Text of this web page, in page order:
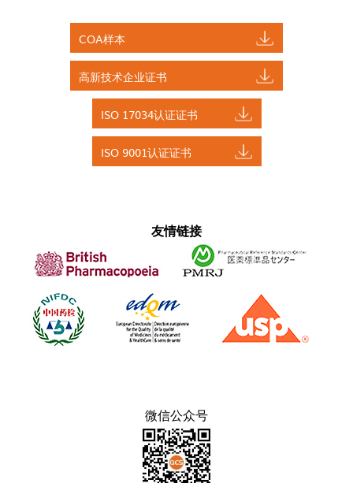
COA样本
高新技术企业证书
ISO 17034认证证书
ISO 9001认证证书
友情链接
微信公众号